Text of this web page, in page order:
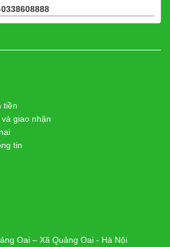
tiền
giao nhận
tin
Oai – Xã Quảng Oai - Hà Nội